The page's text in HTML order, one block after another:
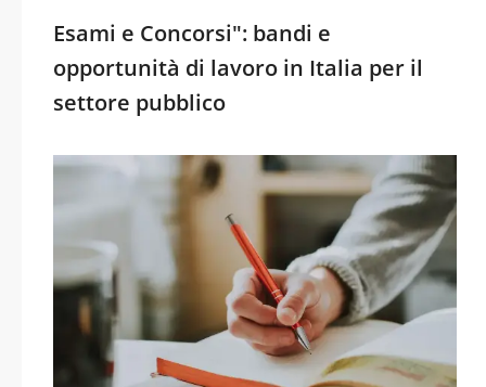
Esami e Concorsi": bandi e
opportunità di lavoro in Italia per il
settore pubblico